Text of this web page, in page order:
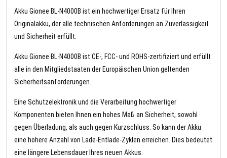
Akku Gionee BL-N4000B ist ein hochwertiger Ersatz für Ihren
Originalakku, der alle technischen Anforderungen an Zuverlässigkeit
und Sicherheit erfüllt.
Akku Gionee BL-N4000B ist CE-, FCC- und ROHS-zertifiziert und erfüllt
alle in den Mitgliedstaaten der Europäischen Union geltenden
Sicherheitsanforderungen.
Eine Schutzelektronik und die Verarbeitung hochwertiger
Komponenten bieten Ihnen ein hohes Maß an Sicherheit, sowohl
gegen Überladung, als auch gegen Kurzschluss. So kann der Akku
eine höhere Anzahl von Lade-Entlade-Zyklen erreichen. Dies bedeutet
eine längere Lebensdauer Ihres neuen Akkus.